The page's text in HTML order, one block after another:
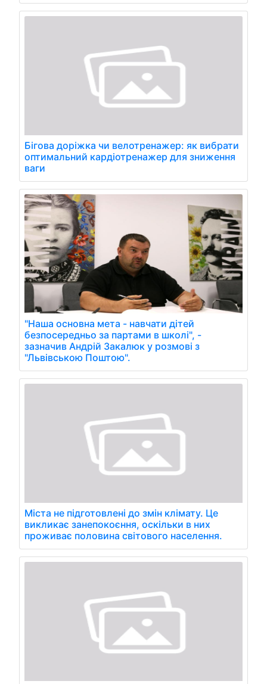
Бігова доріжка чи велотренажер: як вибрати
оптимальний кардіотренажер для зниження
ваги
"Наша основна мета - навчати дітей
безпосередньо за партами в школі", -
зазначив Андрій Закалюк у розмові з
"Львівською Поштою".
Міста не підготовлені до змін клімату. Це
викликає занепокоєння, оскільки в них
проживає половина світового населення.